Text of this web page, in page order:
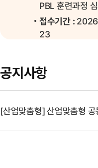
PBL 훈련과정
접수기간 :
23
공지사항